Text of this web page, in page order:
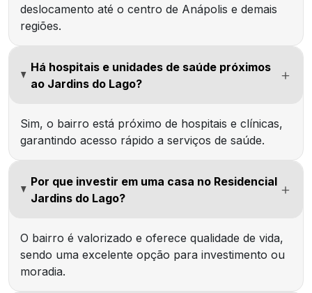
deslocamento até o centro de Anápolis e demais
regiões.
Há hospitais e unidades de saúde próximos
ao Jardins do Lago?
Sim, o bairro está próximo de hospitais e clínicas,
garantindo acesso rápido a serviços de saúde.
Por que investir em uma casa no Residencial
Jardins do Lago?
O bairro é valorizado e oferece qualidade de vida,
sendo uma excelente opção para investimento ou
moradia.